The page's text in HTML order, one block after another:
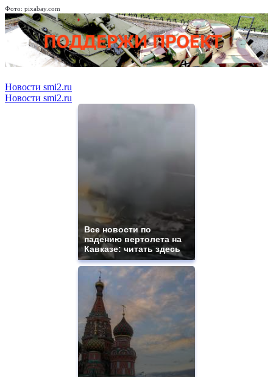
Фото: pixabay.com
Новости smi2.ru
Новости smi2.ru
Все новости по
падению вертолета на
Кавказе: читать здесь